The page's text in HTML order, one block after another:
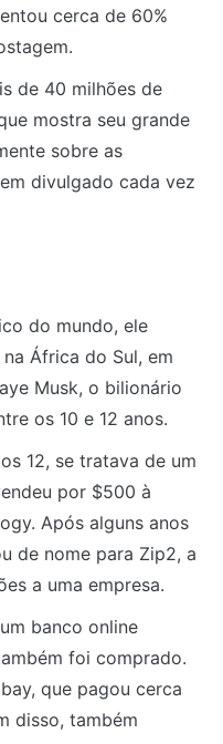
cerca de 60%
de 40 milhões de
mostra seu grande
sobre as
divulgado cada vez
do mundo, ele
África do Sul, em
Musk, o bilionário
os 10 e 12 anos.
12, se tratava de um
por $500 à
Após alguns anos
de nome para Zip2, a
a uma empresa.
banco online
foi comprado.
que pagou cerca
disso, também